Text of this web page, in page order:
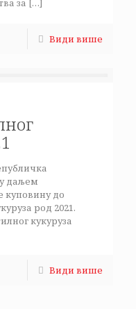
за […]
Види више
даљем
куповину до
род 2021.
кукуруза
Види више